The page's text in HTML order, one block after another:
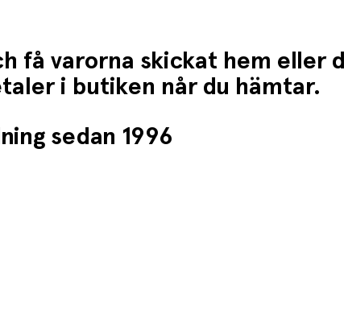
få varorna skickat hem eller
i butiken når du hämtar.
sedan 1996